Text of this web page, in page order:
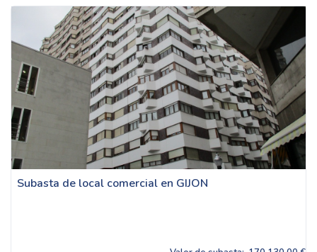
Subasta de local comercial en GIJON